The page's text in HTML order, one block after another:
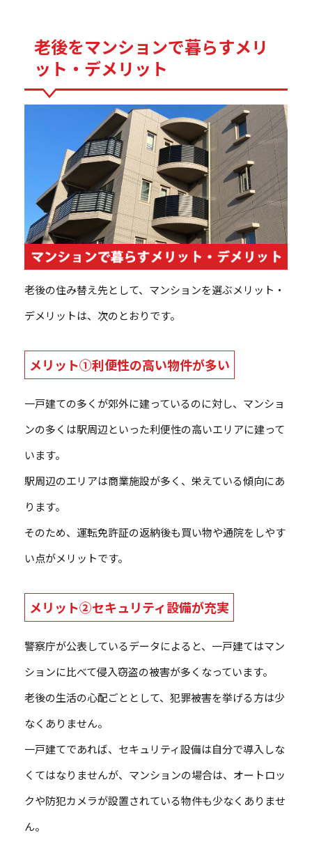
老後をマンションで暮らすメリ
ット・デメリット
老後の住み替え先として、マンションを選ぶメリット・
デメリットは、次のとおりです。
メリット①利便性の高い物件が多い
一戸建ての多くが郊外に建っているのに対し、マンショ
ンの多くは駅周辺といった利便性の高いエリアに建って
います。
駅周辺のエリアは商業施設が多く、栄えている傾向にあ
ります。
そのため、運転免許証の返納後も買い物や通院をしやす
い点がメリットです。
メリット②セキュリティ設備が充実
警察庁が公表しているデータによると、一戸建てはマン
ションに比べて侵入窃盗の被害が多くなっています。
老後の生活の心配ごととして、犯罪被害を挙げる方は少
なくありません。
一戸建てであれば、セキュリティ設備は自分で導入しな
くてはなりませんが、マンションの場合は、オートロッ
クや防犯カメラが設置されている物件も少なくありませ
ん。